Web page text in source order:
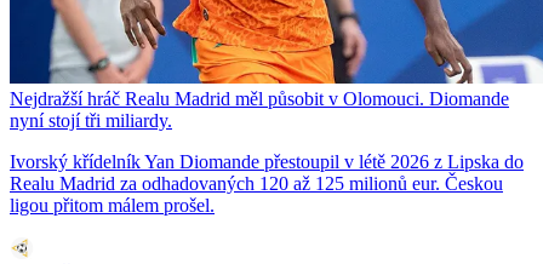
Nejdražší hráč Realu Madrid měl působit v Olomouci. Diomande
nyní stojí tři miliardy.
Ivorský křídelník Yan Diomande přestoupil v létě 2026 z Lipska do
Realu Madrid za odhadovaných 120 až 125 milionů eur. Českou
ligou přitom málem prošel.